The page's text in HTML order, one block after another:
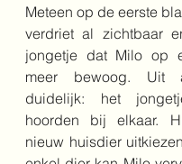
Meteen op de eerste
verdriet al zichtbaar
jongetje dat Milo op
meer bewoog. Uit
duidelijk: het
hoorden bij elkaar.
nieuw huisdier